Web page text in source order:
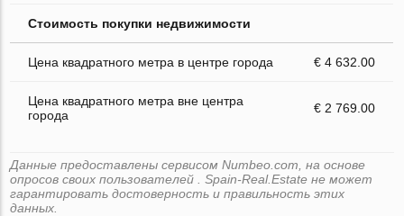
Стоимость покупки недвижимости
Цена квадратного метра в центре города € 4 632.00
Цена квадратного метра вне центра
города
€ 2 769.00
Данные предоставлены сервисом Numbeo.com, на основе
опросов своих пользователей . Spain-Real.Estate не может
гарантировать достоверность и правильность этих
данных.